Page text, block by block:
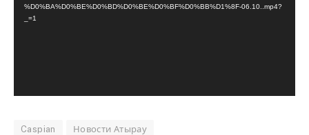
%D0%BA%D0%BE%D0%BD%D0%BE%D0%BF%D0%BB%D1%8F-06.10..mp4?
_=1
Caspian Новости Атырау